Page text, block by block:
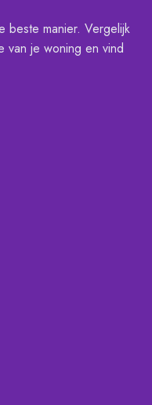
beste manier. Vergelijk
van je woning en vind